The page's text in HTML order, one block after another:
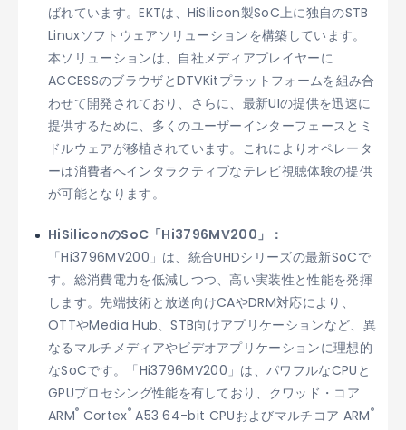
ばれています。EKTは、HiSilicon製SoC上に独自のSTB
Linuxソフトウェアソリューションを構築しています。
本ソリューションは、自社メディアプレイヤーに
ACCESSのブラウザとDTVKitプラットフォームを組み合
わせて開発されており、さらに、最新UIの提供を迅速に
提供するために、多くのユーザーインターフェースとミ
ドルウェアが移植されています。これによりオペレータ
ーは消費者へインタラクティブなテレビ視聴体験の提供
が可能となります。
HiSiliconのSoC「Hi3796MV200」：
「Hi3796MV200」は、統合UHDシリーズの最新SoCで
す。総消費電力を低減しつつ、高い実装性と性能を発揮
します。先端技術と放送向けCAやDRM対応により、
OTTやMedia Hub、STB向けアプリケーションなど、異
なるマルチメディアやビデオアプリケーションに理想的
なSoCです。「Hi3796MV200」は、パワフルなCPUと
GPUプロセシング性能を有しており、クワッド・コア
ARM® Cortex®A53 64-bit CPUおよびマルチコア ARM®